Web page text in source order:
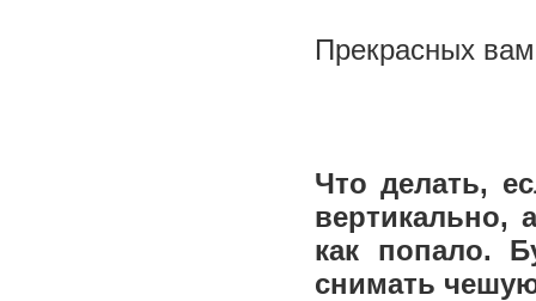
Прекрасных
Что делать,
вертикально,
как попало.
снимать